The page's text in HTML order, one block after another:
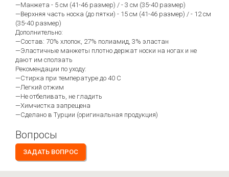
—Манжета - 5 см (41-46 размер) / - 3 см (35-40 размер)
—Верхняя часть носка (до пятки) - 15 см (41-46 размер) / - 12 см
(35-40 размер)
Дополнительно:
—Состав: 70% хлопок, 27% полиамид, 3% эластан
—Эластичные манжеты плотно держат носки на ногах и не
дают им сползать
Рекомендации по уходу:
—Стирка при температуре до 40 С
—Легкий отжим
—Не отбеливать, не гладить
—Химчистка запрещена
—Сделано в Турции (оригинальная продукция)
Вопросы
ЗАДАТЬ ВОПРОС